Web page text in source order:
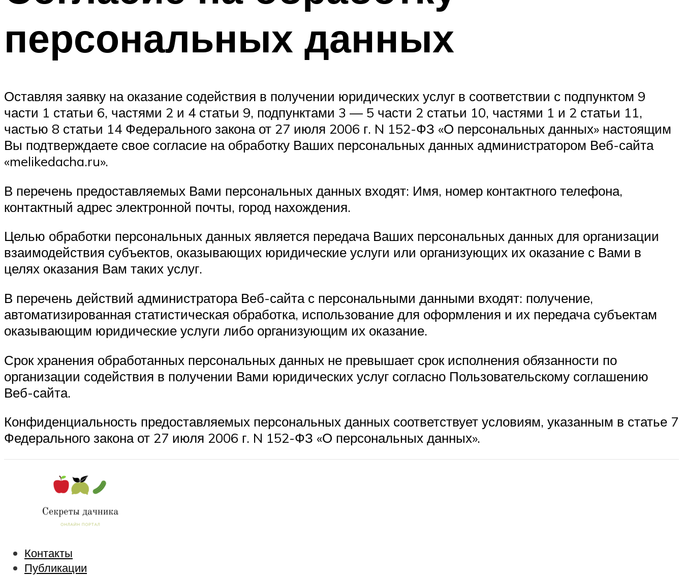
персональных данных
Оставляя заявку на оказание содействия в получении юридических услуг в соответствии с подпунктом 9
части 1 статьи 6, частями 2 и 4 статьи 9, подпунктами 3 — 5 части 2 статьи 10, частями 1 и 2 статьи 11,
частью 8 статьи 14 Федерального закона от 27 июля 2006 г. N 152-ФЗ «О персональных данных» настоящим
Вы подтверждаете свое согласие на обработку Ваших персональных данных администратором Веб-сайта
«melikedacha.ru».
В перечень предоставляемых Вами персональных данных входят: Имя, номер контактного телефона,
контактный адрес электронной почты, город нахождения.
Целью обработки персональных данных является передача Ваших персональных данных для организации
взаимодействия субъектов, оказывающих юридические услуги или организующих их оказание с Вами в
целях оказания Вам таких услуг.
В перечень действий администратора Веб-сайта с персональными данными входят: получение,
автоматизированная статистическая обработка, использование для оформления и их передача субъектам
оказывающим юридические услуги либо организующим их оказание.
Срок хранения обработанных персональных данных не превышает срок исполнения обязанности по
организации содействия в получении Вами юридических услуг согласно Пользовательскому соглашению
Веб-сайта.
Конфиденциальность предоставляемых персональных данных соответствует условиям, указанным в статье 7
Федерального закона от 27 июля 2006 г. N 152-ФЗ «О персональных данных».
Контакты
Публикации